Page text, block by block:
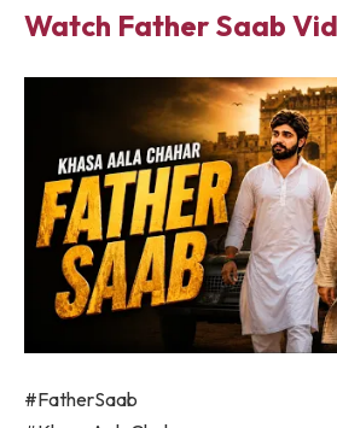
Watch Father Saab
#FatherSaab